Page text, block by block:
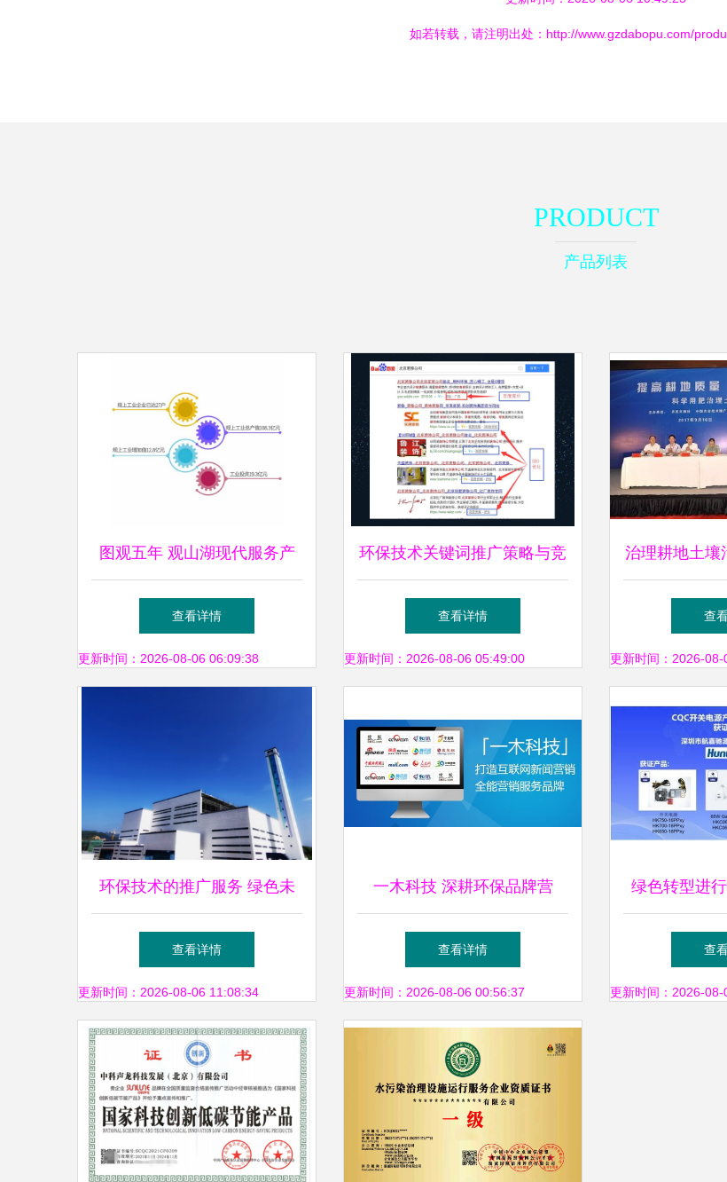
如若转载，请注明出处：http://www.gzdabopu.com/
PRODUCT
产品列表
图观五年 观山湖现代服务产
业试验区环保技术推广服务的
成就与探索
查看详情
更新时间：2026-08-06 06:09:38
环保技术关键词推广策略与竞
价优化的区别
查看详情
更新时间：2026-08-06 05:49:00
治理耕地土壤
生命之春——
务的使
查
更新时间：2026-08-
环保技术的推广服务 绿色未
来的桥梁
查看详情
更新时间：2026-08-06 11:08:34
一木科技 深耕环保品牌营
销，三项创新推广方案引领绿
色未来
查看详情
更新时间：2026-08-06 00:56:37
绿色转型进
专访航嘉，畅
保生活
查
更新时间：2026-